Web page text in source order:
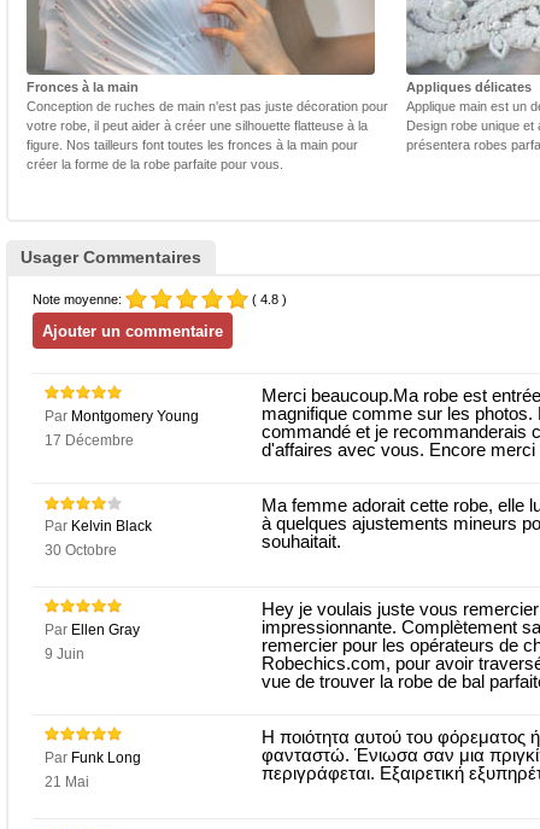
Fronces à la main
Conception de ruches de main n'est pas juste décoration pour
votre robe, il peut aider à créer une silhouette flatteuse à la
figure. Nos tailleurs font toutes les fronces à la main pour
créer la forme de la robe parfaite pour vous.
Appliques délicates
Applique main est un
Design robe unique
présentera robes
Usager Commentaires
Note moyenne: ( 4.8 )
Par Montgomery Young
17 Décembre
Merci beaucoup.Ma robe est
magnifique comme sur les
commandé et je recommanderais
d'affaires avec vous. Encore merci
Par Kelvin Black
30 Octobre
Ma femme adorait cette robe, elle
à quelques ajustements mineurs
souhaitait.
Par Ellen Gray
9 Juin
Hey je voulais juste vous
impressionnante. Complètement
remercier pour les opérateurs de
Robechics.com, pour avoir
vue de trouver la robe de bal
Par Funk Long
21 Mai
Η ποιότητα αυτού του
φανταστώ. Ένιωσα σαν μια
περιγράφεται. Εξαιρετική